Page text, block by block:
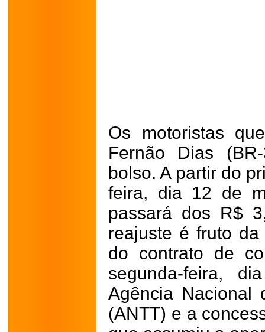
Os motoristas
Fernão Dias
bolso. A partir do
feira, dia 12 de
passará dos R$
reajuste é fruto
do contrato de
segunda-feira,
Agência Nacional
(ANTT) e a